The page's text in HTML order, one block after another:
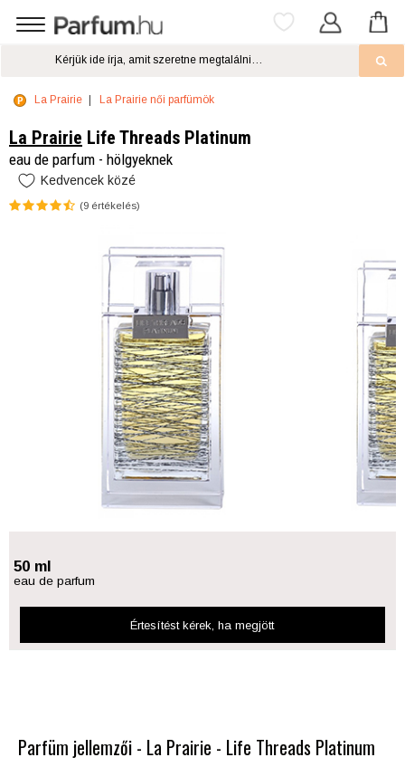
La Prairie La Prairie női parfümök
La Prairie Life Threads Platinum
eau de parfum - hölgyeknek
Kedvencek közé
(9 értékelés)
50 ml
eau de parfum
Értesítést kérek, ha megjött
Parfüm jellemzői - La Prairie - Life Threads Platinum